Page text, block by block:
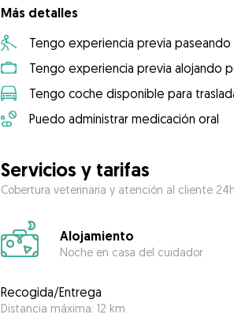
Más detalles
Tengo experiencia previa
Tengo experiencia previa alojando
Tengo coche disponible para
Puedo administrar medicación oral
Servicios y tarifas
Cobertura veterinaria y atención al cliente
Alojamiento
Noche en casa del cuidador
Recogida/Entrega
Distancia máxima: 12 km